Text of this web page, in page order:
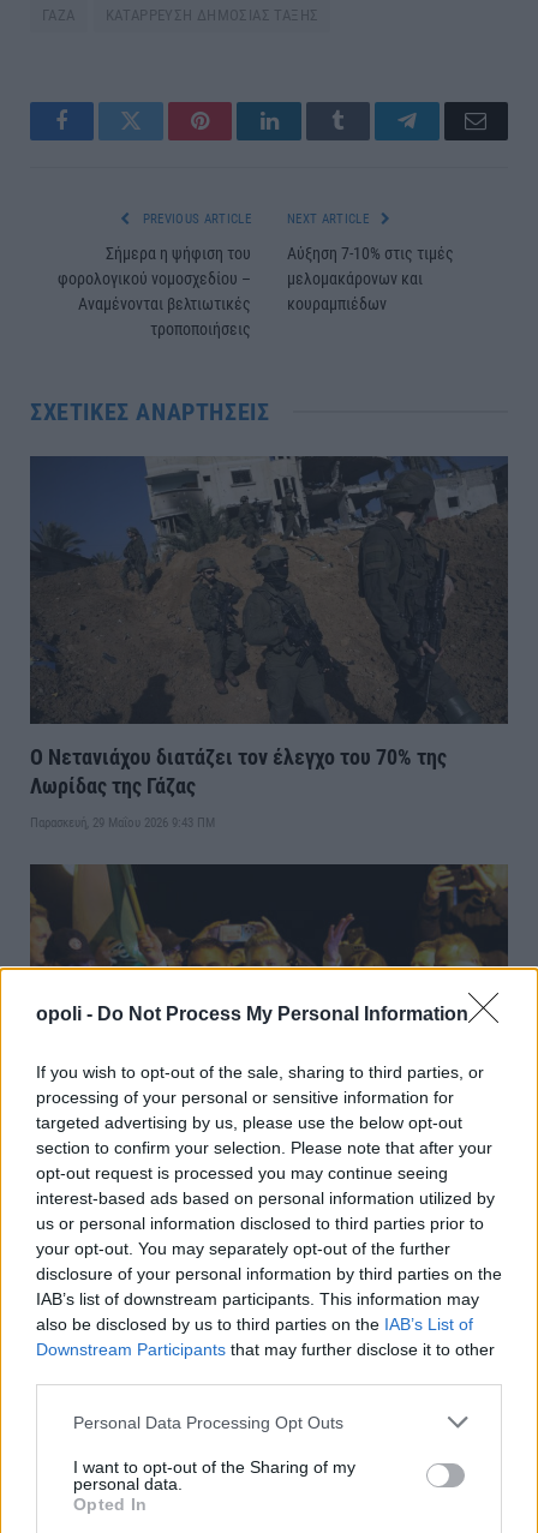
opoli - Do Not Process My Personal Information
If you wish to opt-out of the sale, sharing to third parties, or
processing of your personal or sensitive information for
targeted advertising by us, please use the below opt-out
section to confirm your selection. Please note that after your
opt-out request is processed you may continue seeing
interest-based ads based on personal information utilized by
us or personal information disclosed to third parties prior to
your opt-out. You may separately opt-out of the further
disclosure of your personal information by third parties on the
IAB’s list of downstream participants. This information may
also be disclosed by us to third parties on the IAB’s List of
Downstream Participants that may further disclose it to other
Personal Data Processing Opt Outs
I want to opt-out of the Sharing of my
personal data.
Opted In
ΓΑΖΑ ΚΑΤΑΡΡΕΥΣΗ ΔΗΜΟΣΙΑΣ ΤΑΞΗΣ
FacebookTwitter PinterestLinkedInTumblr TelegramEmail
PREVIOUS ARTICLE
Σήμερα η ψήφιση του
φορολογικού νομοσχεδίου –
Αναμένονται βελτιωτικές
τροποποιήσεις
NEXT ARTICLE
Αύξηση 7-10% στις τιμές
μελομακάρονων και
κουραμπιέδων
ΣΧΕΤΙΚΈΣ ΑΝΑΡΤΉΣΕΙΣ
Ο Νετανιάχου διατάζει τον έλεγχο του 70% της
Λωρίδας της Γάζας
Παρασκευή, 29 Μαΐου 2026 9:43 ΠΜ
Θρίαμβος Μαγιάρ επί του Όρμπαν στην Ουγγαρία: Οι
χαμένοι και οι κερδισμένοι από την αλλαγή
Δευτέρα, 13 Απριλίου 2026 9:28 ΠΜ